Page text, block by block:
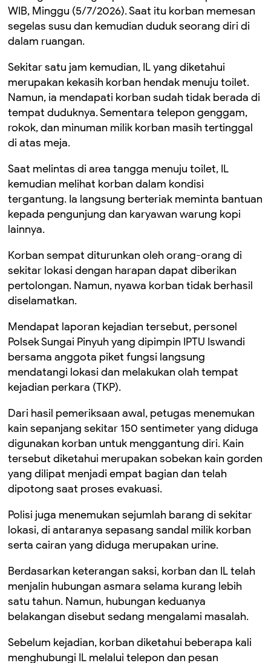
WIB, Minggu (5/7/2026). Saat itu korban memesan
segelas susu dan kemudian duduk seorang diri di
dalam ruangan.
Sekitar satu jam kemudian, IL yang diketahui
merupakan kekasih korban hendak menuju toilet.
Namun, ia mendapati korban sudah tidak berada di
tempat duduknya. Sementara telepon genggam,
rokok, dan minuman milik korban masih tertinggal
di atas meja.
Saat melintas di area tangga menuju toilet, IL
kemudian melihat korban dalam kondisi
tergantung. Ia langsung berteriak meminta bantuan
kepada pengunjung dan karyawan warung kopi
lainnya.
Korban sempat diturunkan oleh orang-orang di
sekitar lokasi dengan harapan dapat diberikan
pertolongan. Namun, nyawa korban tidak berhasil
diselamatkan.
Mendapat laporan kejadian tersebut, personel
Polsek Sungai Pinyuh yang dipimpin IPTU Iswandi
bersama anggota piket fungsi langsung
mendatangi lokasi dan melakukan olah tempat
kejadian perkara (TKP).
Dari hasil pemeriksaan awal, petugas menemukan
kain sepanjang sekitar 150 sentimeter yang diduga
digunakan korban untuk menggantung diri. Kain
tersebut diketahui merupakan sobekan kain gorden
yang dilipat menjadi empat bagian dan telah
dipotong saat proses evakuasi.
Polisi juga menemukan sejumlah barang di sekitar
lokasi, di antaranya sepasang sandal milik korban
serta cairan yang diduga merupakan urine.
Berdasarkan keterangan saksi, korban dan IL telah
menjalin hubungan asmara selama kurang lebih
satu tahun. Namun, hubungan keduanya
belakangan disebut sedang mengalami masalah.
Sebelum kejadian, korban diketahui beberapa kali
menghubungi IL melalui telepon dan pesan